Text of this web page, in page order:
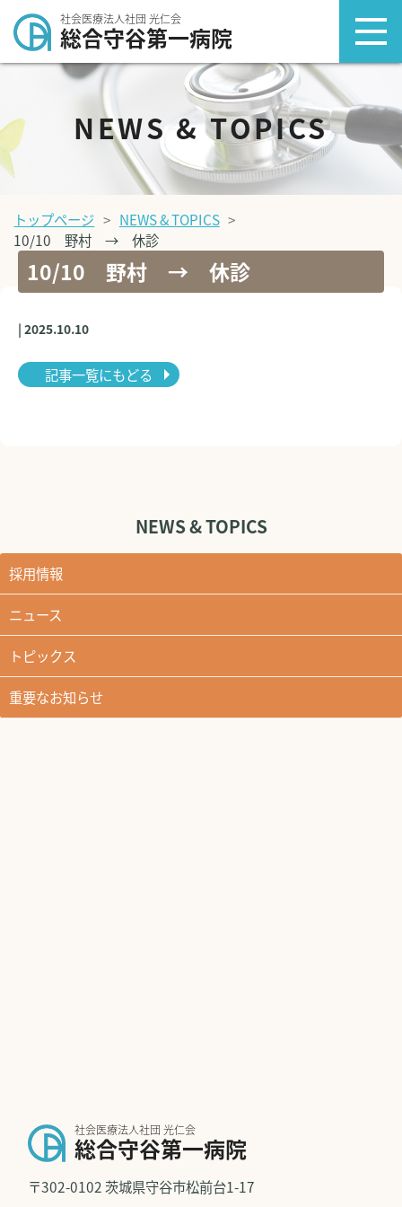
社会医療法人社団 光仁会
総合守谷第一病院
NEWS & TOPICS
トップページ
NEWS & TOPICS
10/10 野村 → 休診
10/10 野村 → 休診
| 2025.10.10
記事一覧にもどる
NEWS & TOPICS
採用情報
ニュース
トピックス
重要なお知らせ
社会医療法人社団 光仁会
総合守谷第一病院
〒302-0102 茨城県守谷市松前台1-17